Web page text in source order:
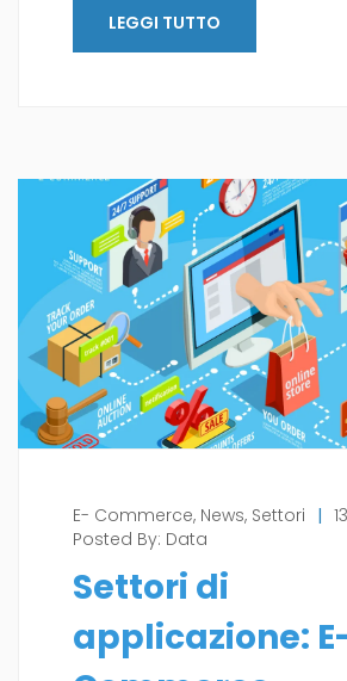
LEGGI TUTTO
E- Commerce, News, Settori |
Posted By: Data
Settori di
applicazione: